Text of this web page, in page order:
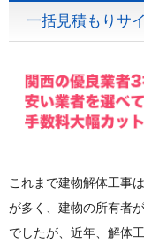
一括見積もりサ
これまで建物解体工事
が多く、建物の所有者
でしたが、近年、解体